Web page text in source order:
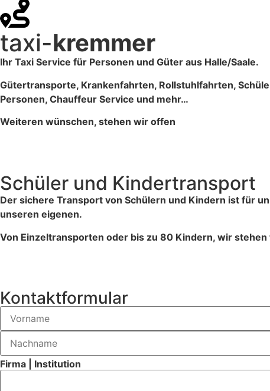
taxi-kremmer
Ihr Taxi Service für Personen und Güter aus Halle/Saale.
Gütertransporte, Krankenfahrten, Rollstuhlfahrten,
Personen, Chauffeur Service und mehr…
Weiteren wünschen, stehen wir offen
Schüler und Kindertransport
Der sichere Transport von Schülern und Kindern ist für
unseren eigenen.
Von Einzeltransporten oder bis zu 80 Kindern, wir
Kontaktformular
Firma | Institution